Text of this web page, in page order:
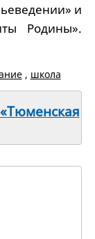
и
Родины».
, школа